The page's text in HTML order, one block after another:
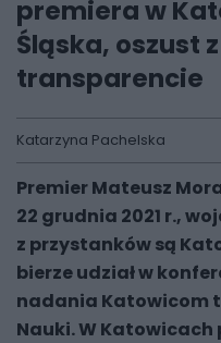
premiera w
Śląska, oszust
transparencie
Katarzyna Pachelska
Premier Mateusz
22 grudnia 2021 r.,
z przystanków są
bierze udział w
nadania Katowicom
Nauki. W